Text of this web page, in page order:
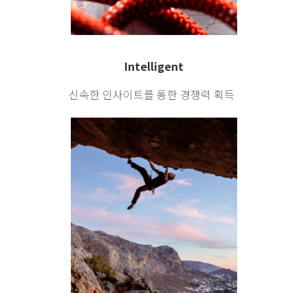
Intelligent
신속한 인사이트를 통한 경쟁력 획득